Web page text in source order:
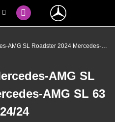
SL Roadster 2024 Mercedes-AMG SL 63 S E-Performance 24/24
AMG SL
AMG SL 63
24